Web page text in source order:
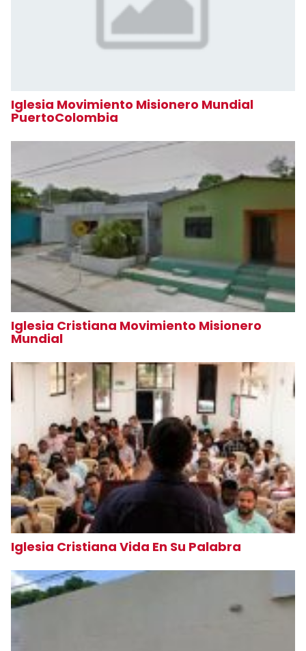
Iglesia Movimiento Misionero Mundial
PuertoColombia
Iglesia Cristiana Movimiento Misionero
Mundial
Iglesia Cristiana Vida En Su Palabra